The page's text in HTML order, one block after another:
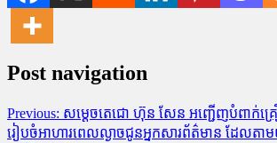
Post navigation
Previous: សម្តេចតេជោ ហ៊ុន សែន អញ្ជើញបំពាក់
រៀបចំអាហារពេលល្ងាចជូនអ្នកសារព័ត៌មាន ដែលតា